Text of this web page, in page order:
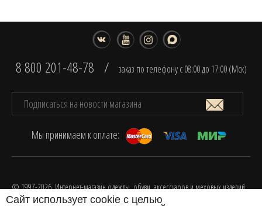
8 800 201-48-78 / заказ по телефону с 08:00 до 17:00 (Мск)
Мы принимаем к оплате:
© 1997-2026. Интернет-магазин одежды, обуви, аксессуаров и меховых изделий
FOX.
Сайт использует cookie с целью